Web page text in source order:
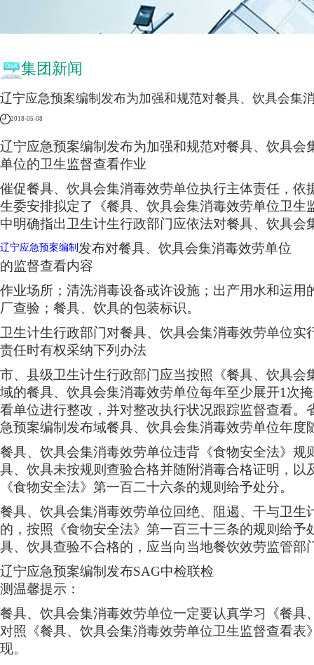
集团新闻
辽宁应急预案编制发布为加强和规范对餐具、饮具会集
2018-05-08
辽宁应急预案编制发布为加强和规范对餐具、饮具会
单位的卫生监督查看作业
催促餐具、饮具会集消毒效劳单位执行主体责任，
生委安排拟定了《餐具、饮具会集消毒效劳单位卫
中明确指出卫生计生行政部门应依法对餐具、饮具
辽宁应急预案编制 发布对餐具、饮具会集消毒效劳单位
的监督查看内容
作业场所；清洗消毒设备或许设施；出产用水和运用
厂查验；餐具、饮具的包装标识。
卫生计生行政部门对餐具、饮具会集消毒效劳单位实
责任时有权采纳下列办法
市、县级卫生计生行政部门应当按照《餐具、饮具
域的餐具、饮具会集消毒效劳单位每年至少展开1次
看单位进行整改，并对整改执行状况跟踪监督查看
急预案编制发布域餐具、饮具会集消毒效劳单位年度
餐具、饮具会集消毒效劳单位违背《食物安全法》
具、饮具未按规则查验合格并随附消毒合格证明，
《食物安全法》第一百二十六条的规则给予处分。
餐具、饮具会集消毒效劳单位回绝、阻遏、干与卫
的，按照《食物安全法》第一百三十三条的规则给
具、饮具查验不合格的，应当向当地餐饮效劳监管部
辽宁应急预案编制发布SAG中检联检
测温馨提示：
餐具、饮具会集消毒效劳单位一定要认真学习《餐
对照《餐具、饮具会集消毒效劳单位卫生监督查看
现。